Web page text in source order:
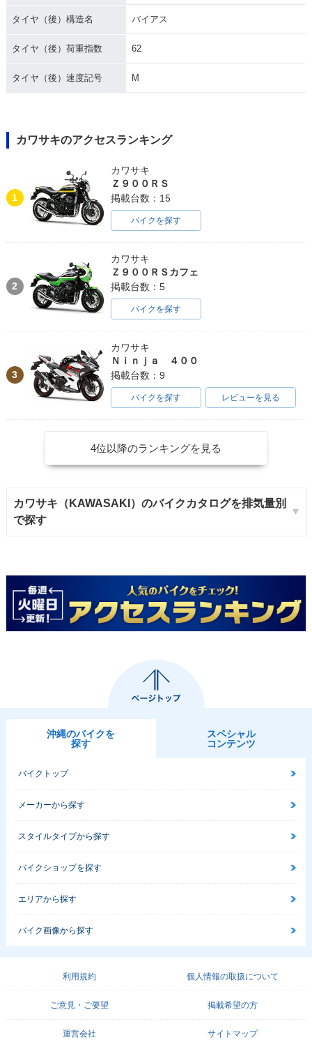
タイヤ（後）構造名 バイアス
タイヤ（後）荷重指数 62
タイヤ（後）速度記号 M
カワサキのアクセスランキング
1
カワサキ
Ｚ９００ＲＳ
掲載台数：15
バイクを探す
2
カワサキ
Ｚ９００ＲＳカフェ
掲載台数：5
バイクを探す
3
カワサキ
Ｎｉｎｊａ ４００
掲載台数：9
バイクを探す レビューを見る
4位以降のランキングを見る
カワサキ（KAWASAKI）のバイクカタログを排気量別
で探す
沖縄のバイクを
探す
スペシャル
コンテンツ
バイクトップ
メーカーから探す
スタイルタイプから探す
バイクショップを探す
エリアから探す
バイク画像から探す
利用規約 個人情報の取扱について
ご意見・ご要望 掲載希望の方
運営会社 サイトマップ